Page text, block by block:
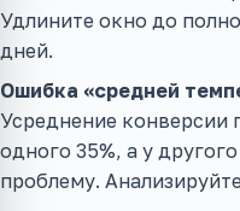
Удлините окно до
дней.
Ошибка «средней
Усреднение конверсии
одного 35%, а у
проблему.